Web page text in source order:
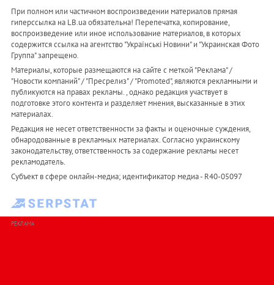
При полном или частичном воспроизведении материалов прямая
гиперссылка на LB.ua обязательна! Перепечатка, копирование,
воспроизведение или иное использование материалов, в которых
содержится ссылка на агентство "Українськi Новини" и "Украинская Фото
Группа" запрещено.
Материалы, которые размещаются на сайте с меткой "Реклама" /
"Новости компаний" / "Пресрелиз" / "Promoted", являются рекламными и
публикуются на правах рекламы. , однако редакция участвует в
подготовке этого контента и разделяет мнения, высказанные в этих
материалах.
Редакция не несет ответственности за факты и оценочные суждения,
обнародованные в рекламных материалах. Согласно украинскому
законодательству, ответственность за содержание рекламы несет
рекламодатель.
Субъект в сфере онлайн-медиа; идентификатор медиа - R40-05097
РЕКЛАМА